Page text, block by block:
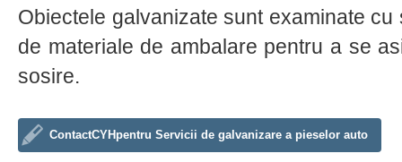
Obiectele galvanizate sunt examinate
de materiale de ambalare pentru a se
sosire.
ContactCYHpentru Servicii de galvanizare a pieselor auto